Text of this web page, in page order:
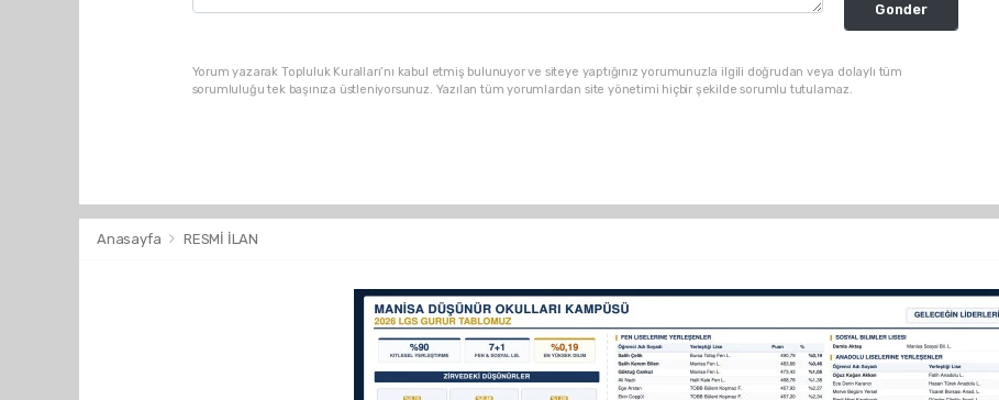
Gonder
Yorum yazarak Topluluk Kuralları’nı kabul etmiş bulunuyor ve siteye yaptığınız yorumunuzla ilgili doğrudan veya dolaylı tüm
sorumluluğu tek başınıza üstleniyorsunuz. Yazılan tüm yorumlardan site yönetimi hiçbir şekilde sorumlu tutulamaz.
Anasayfa RESMİ İLAN